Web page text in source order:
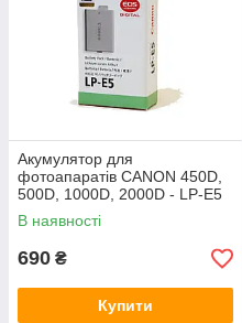
Акумулятор для
фотоапаратів CANON 450D,
500D, 1000D, 2000D - LP-E5
В наявності
690 ₴
Купити